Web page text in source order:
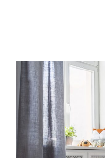
Entra anche
community è
consigli per
famiglia, grazie
creatività, vita
Families: la